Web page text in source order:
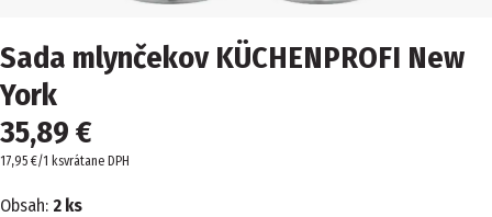
Sada mlynčekov KÜCHENPROFI New
York
35,89 €
17,95 €/1 ksvrátane DPH
Obsah: 2 ks